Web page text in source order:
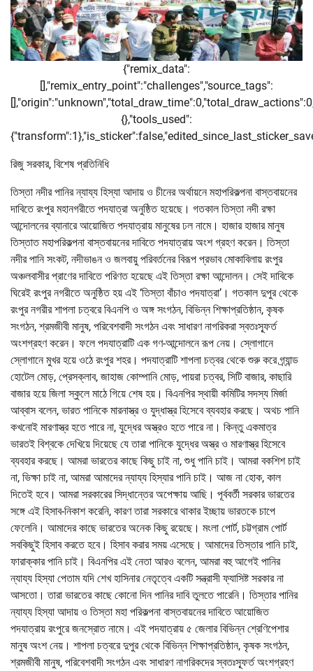
{"remix_data":
[],"remix_entry_point":"challenges","source_tags":
{},"tools_used":
রিজু সরকার, বিশেষ প্রতিনিধি
তিস্তা নদীর পানির ন্যায্য হিস্যা আদায় ও চীনের অর্থায়নে মহাপরিকল্পনা বাস্তবায়নের
দাবিতে রংপুর মহানগরীতে পদযাত্রা অনুষ্ঠিত হয়েছে। গতকাল তিস্তা নদী রক্ষা
আন্দোলনের ব্যানারে আয়োজিত পদযাত্রায় মানুষের ঢল নামে। হাজার হাজার মানুষ
তিস্তাত মহাপরিকল্পনা বাস্তবায়নের দাবিতে পদযাত্রায় অংশ গ্রহণ করেন। তিস্তা
নদীর পানি সংকট, নদীভাঙন ও জলবায়ু পরিবর্তনের বিরূপ প্রভাব মোকাবিলায় রংপুর
অঞ্চলবাসীর প্রাণের দাবিতে পরিণত হয়েছে এই তিস্তা রক্ষা আন্দোলন। সেই দাবিকে
ঘিরেই রংপুর নগরীতে অনুষ্ঠিত হয় এই ‘তিস্তা বাঁচাও পদযাত্রা’। গতকাল দুপুর থেকে
রংপুর নগরীর শাপলা চত্বরে বিএনপি ও অঙ্গ সংগঠন, বিভিন্ন শিক্ষাপ্রতিষ্ঠান, কৃষক
সংগঠন, শ্রমজীবী মানুষ, পরিবেশবাদী সংগঠন এবং সাধারণ নাগরিকরা স্বতঃস্ফূর্ত
অংশগ্রহণ করেন। ফলে পদযাত্রাটি এক গণ-আন্দোলনে রূপ নেয়। স্লোগানে
স্লোগানে মুখর হয়ে ওঠে রংপুর শহর। পদযাত্রাটি শাপলা চত্বর থেকে শুরু করে গ্র্যান্ড
হোটেল মোড়, প্রেসক্লাব, জাহাজ কোম্পানি মোড়, পায়রা চত্বর, সিটি বাজার, কাছারি
বাজার হয়ে জিলা স্কুলে মাঠে গিয়ে শেষ হয়। বিএনপির স্থায়ী কমিটির সদস্য মির্জা
আব্বাস বলেন, ভারত পানিকে মারনাস্ত্র ও যুদ্ধাস্ত্র হিসেবে ব্যবহার করছে। অথচ পানি
কখনোই মারণাস্ত্র হতে পারে না, যুদ্ধের অস্ত্রও হতে পারে না। কিন্তু একমাত্র
ভারতই বিশ্বকে দেখিয়ে দিয়েছে যে তারা পানিকে যুদ্ধের অস্ত্র ও মারণাস্ত্র হিসেবে
ব্যবহার করছে। আমরা ভারতের কাছে কিছু চাই না, শুধু পানি চাই। আমরা বকশিশ চাই
না, ভিক্ষা চাই না, আমরা আমাদের ন্যায্য হিস্যার পানি চাই। আজ না হোক, কাল
দিতেই হবে। আমরা সরকারের সিদ্ধান্তের অপেক্ষায় আছি। পূর্ববর্তী সরকার ভারতের
সঙ্গে এই হিসাব-নিকাশ করেনি, কারণ তারা সরকারে থাকার ইচ্ছায় ভারতকে চাপে
ফেলেনি। আমাদের কাছে ভারতের অনেক কিছু রয়েছে। মংলা পোর্ট, চট্টগ্রাম পোর্ট
সবকিছুই হিসাব করতে হবে। হিসাব করার সময় এসেছে। আমাদের তিস্তার পানি চাই,
ফারাক্কার পানি চাই। বিএনপির এই নেতা আরও বলেন, আমরা বহু আগেই পানির
ন্যায্য হিস্যা পেতাম যদি শেখ হাসিনার নেতৃত্বে একটি সন্ত্রাসী ফ্যাসিষ্ট সরকার না
আসতো। তারা ভারতের কাছে কোনো দিন পানির দাবি তুলতে পারেনি। তিস্তার পানির
ন্যায্য হিস্যা আদায় ও তিস্তা মহা পরিকল্পনা বাস্তবায়নের দাবিতে আয়োজিত
পদযাত্রায় রংপুরে জনস্রোত নামে। এই পদযাত্রায় ৫ জেলার বিভিন্ন শ্রেণিপেশার
মানুষ অংশ নেয়। শাপলা চত্বরে দুপুর থেকে বিভিন্ন শিক্ষাপ্রতিষ্ঠান, কৃষক সংগঠন,
শ্রমজীবী মানুষ, পরিবেশবাদী সংগঠন এবং সাধারণ নাগরিকদের স্বতঃস্ফূর্ত অংশগ্রহণ